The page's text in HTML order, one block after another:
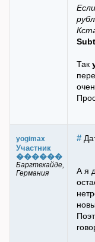
Так
yogimax
Участник
������
Баргтехайде,
Германия
#
А я